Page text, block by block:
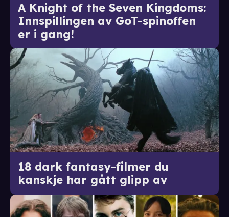
A Knight of the Seven Kingdoms:
Innspillingen av GoT-spinoffen
er i gang!
18 dark fantasy-filmer du
kanskje har gått glipp av